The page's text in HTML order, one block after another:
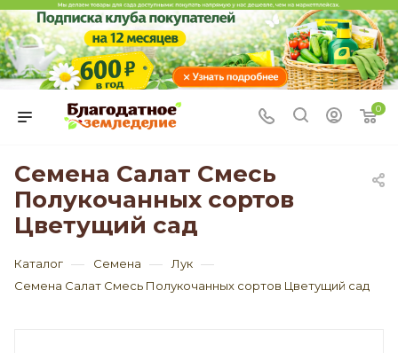
0
Семена Салат Смесь
Полукочанных сортов
Цветущий сад
Каталог — Семена — Лук —
Семена Салат Смесь Полукочанных сортов Цветущий сад